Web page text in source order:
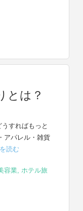
とは？
すればもっと
アパレル・雑貨
読む
容業, ホテル旅